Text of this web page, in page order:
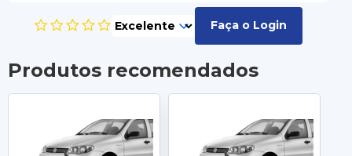
Faça o Login
Produtos recomendados